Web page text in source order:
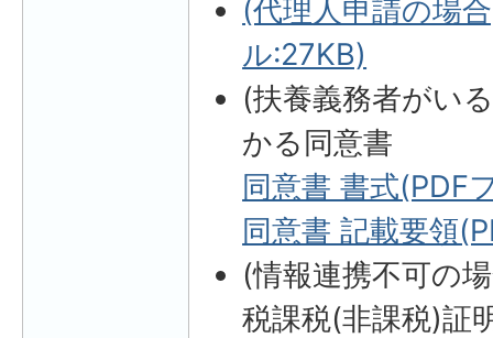
(代理人申請の場
ル:27KB)
(扶養義務者がい
かる同意書
同意書 書式(PDF
同意書 記載要領
(情報連携不可の
税課税(非課税)証